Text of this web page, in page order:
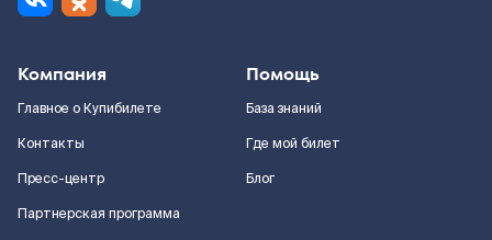
Компания
Главное о Купибилете
Контакты
Пресс-центр
Партнерская программа
Помощь
База знаний
Где мой билет
Блог